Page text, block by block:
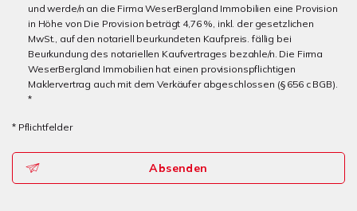
und werde/n an die Firma WeserBergland Immobilien eine Provision
in Höhe von Die Provision beträgt 4,76 %, inkl. der gesetzlichen
MwSt., auf den notariell beurkundeten Kaufpreis. fällig bei
Beurkundung des notariellen Kaufvertrages bezahle/n. Die Firma
WeserBergland Immobilien hat einen provisionspflichtigen
Maklervertrag auch mit dem Verkäufer abgeschlossen (§ 656 c BGB).
*
* Pflichtfelder
Absenden